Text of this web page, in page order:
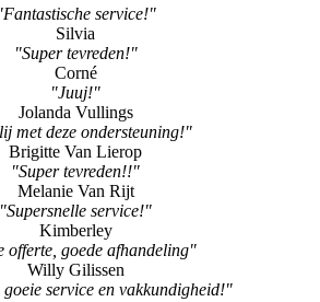
service!"
Silvia
"Super tevreden!"
Corné
"Juuj!"
Jolanda Vullings
met deze ondersteuning!"
Brigitte Van Lierop
"Super tevreden!!"
Melanie Van Rijt
"Supersnelle service!"
Kimberley
offerte, goede afhandeling"
Willy Gilissen
goeie service en vakkundigheid!"